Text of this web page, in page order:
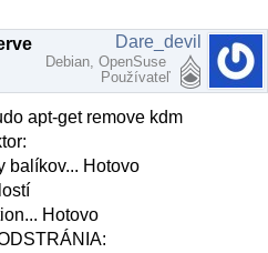
Dare_devil
Debian, OpenSuse
Používateľ
apt-get remove kdm
balíkov... Hotovo
Hotovo